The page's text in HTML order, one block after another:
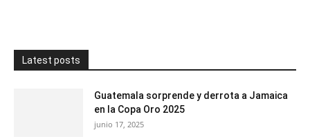
Latest posts
Guatemala sorprende y derrota a Jamaica
en la Copa Oro 2025
junio 17, 2025